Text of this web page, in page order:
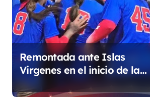
Remontada ante Islas
Virgenes en el inicio de la
Super Ronda